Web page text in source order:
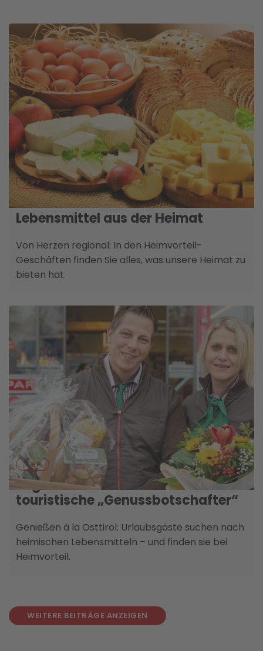
TIPP 01. SEPTEMBER
So schmeckt Osttirol: Genießen Sie
Lebensmittel aus der Heimat
Von Herzen regional: In den Heimvorteil-
Geschäften finden Sie alles, was unsere Heimat zu
bieten hat.
TIPP 25. AUGUST
Regionale Lebensmittel sind
touristische „Genussbotschafte­r“
Genießen á la Osttirol: Urlaubsgäste suchen nach
heimischen Lebensmitteln – und finden sie bei
Heimvorteil.
WEITERE BEITRÄGE ANZEIGEN